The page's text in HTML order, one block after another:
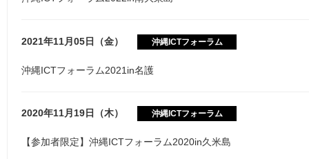
2021年11月05日（金） 沖縄ICTフォーラム
沖縄ICTフォーラム2021in名護
2020年11月19日（木） 沖縄ICTフォーラム
【参加者限定】沖縄ICTフォーラム2020in久米島